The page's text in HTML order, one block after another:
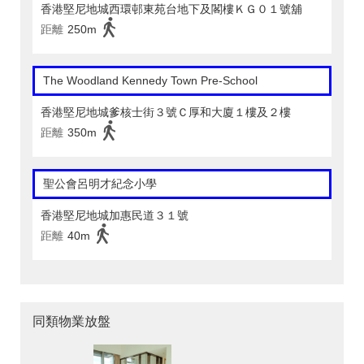
香港堅尼地城西環邨東苑台地下及閣樓ＫＧ０１號舖
距離 250m
The Woodland Kennedy Town Pre-School
香港堅尼地城爹核士街３號Ｃ厚和大廈１樓及２樓
距離 350m
聖公會呂明才紀念小學
香港堅尼地城加惠民道３１號
距離 40m
同類物業放盤